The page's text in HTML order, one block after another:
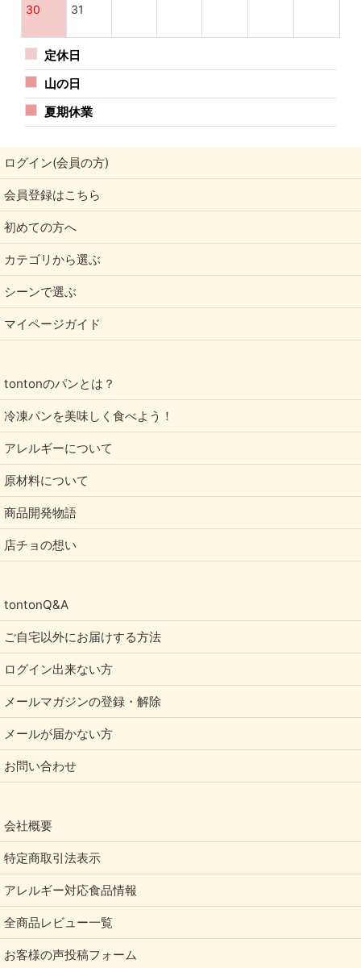
30 31
定休日
山の日
夏期休業
ログイン(会員の方)
会員登録はこちら
初めての方へ
カテゴリから選ぶ
シーンで選ぶ
マイページガイド
tontonのパンとは？
冷凍パンを美味しく食べよう！
アレルギーについて
原材料について
商品開発物語
店チョの想い
tontonQ&A
ご自宅以外にお届けする方法
ログイン出来ない方
メールマガジンの登録・解除
メールが届かない方
お問い合わせ
会社概要
特定商取引法表示
アレルギー対応食品情報
全商品レビュー一覧
お客様の声投稿フォーム